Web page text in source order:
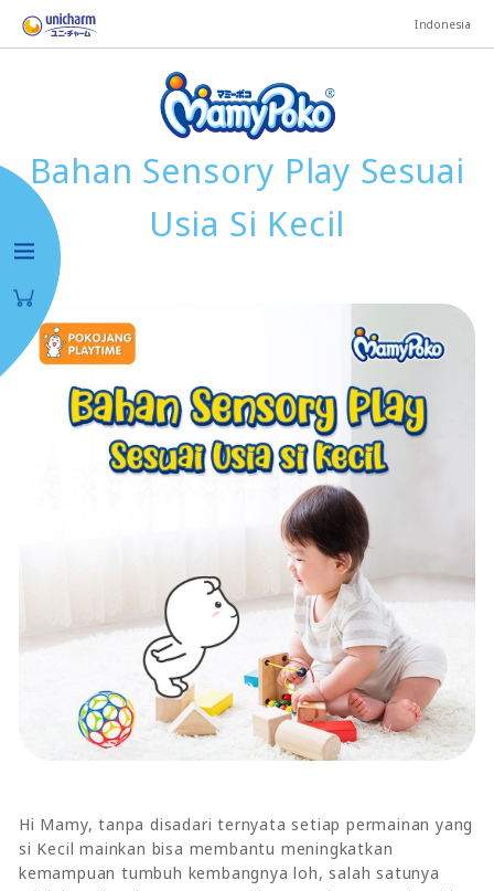
Indonesia
Bahan Sensory Play Sesuai
Usia Si Kecil
Hi Mamy, tanpa disadari ternyata setiap permainan yang
si Kecil mainkan bisa membantu meningkatkan
kemampuan tumbuh kembangnya loh, salah satunya